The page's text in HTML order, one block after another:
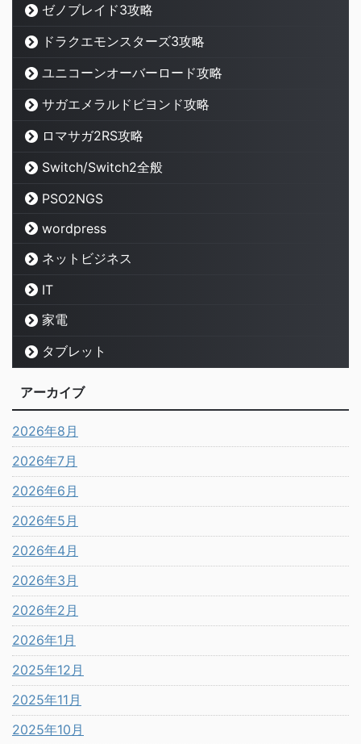
ゼノブレイド3攻略
ドラクエモンスターズ3攻略
ユニコーンオーバーロード攻略
サガエメラルドビヨンド攻略
ロマサガ2RS攻略
Switch/Switch2全般
PSO2NGS
wordpress
ネットビジネス
IT
家電
タブレット
アーカイブ
2026年8月
2026年7月
2026年6月
2026年5月
2026年4月
2026年3月
2026年2月
2026年1月
2025年12月
2025年11月
2025年10月